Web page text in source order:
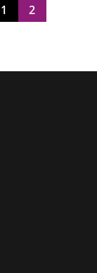
1 2